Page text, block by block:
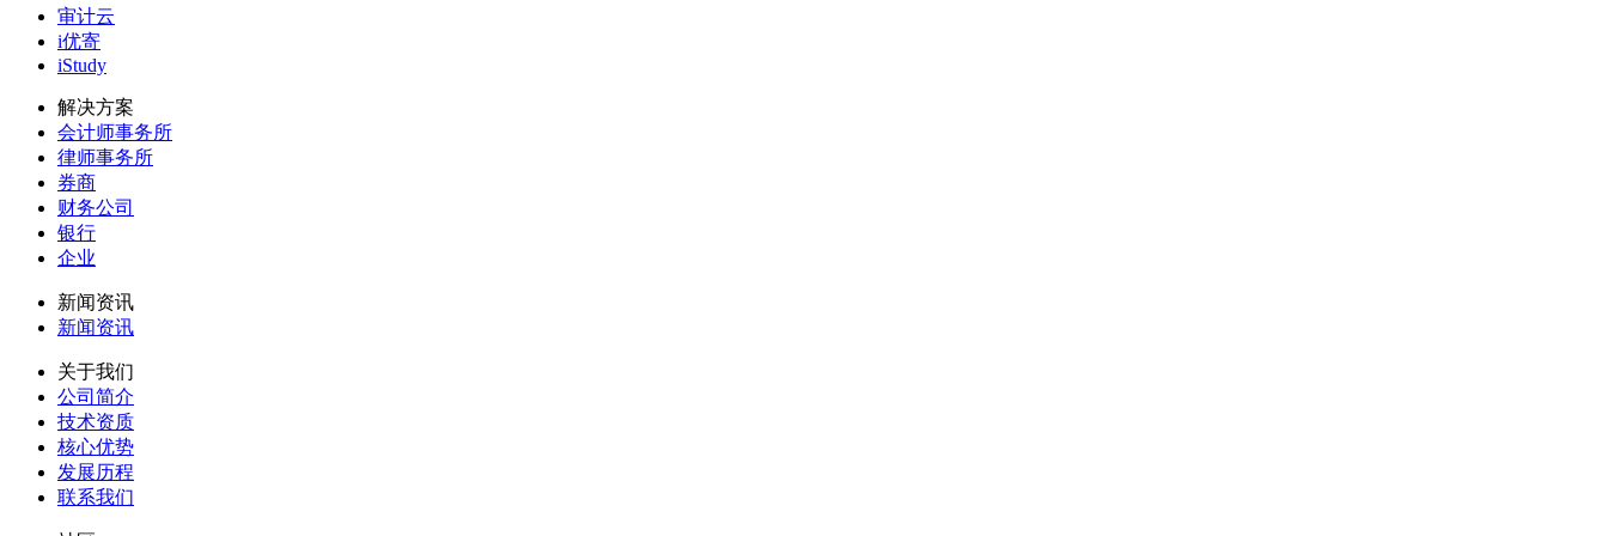
审计云
i优寄
iStudy
解决方案
会计师事务所
律师事务所
券商
财务公司
银行
企业
新闻资讯
新闻资讯
关于我们
公司简介
技术资质
核心优势
发展历程
联系我们